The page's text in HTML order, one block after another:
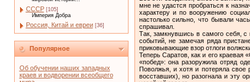
СССР [105]
Империя Добра
Россия, Китай и евреи [36]
Популярное
Об обучении наших западных
краев и водворении всеобщего
мне не удастся пробраться к
характеру и по вооружению
настолько сильно, что бывали
спрашивал.
Так, замкнувшись в самого себя, с
событий, не замечая ряда
приковывающие взор отлоги
Теперь Саратов, как и его краевая
«побед»: она разоружила отряд
Поволжья, и хотя и потеряла свое
восставших), но разогнала и эту